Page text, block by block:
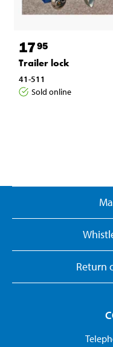
1795
Trailer lock
41-511
Sold online
Return